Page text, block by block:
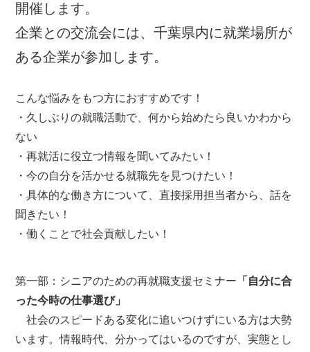
開催します。
企業との交流会には、千葉県内に就業場所が
ある企業が参加します。
こんな悩みをもつ方におすすめです！
・久しぶりの就職活動で、何から始めたら良いかわから
ない
・再就活に役立つ情報を聞いてみたい！
・今の自分を活かせる就職先を見つけたい！
・具体的な働き方について、直接採用担当者から、話を
聞きたい！
・働くことで社会貢献したい！
第一部：シニアのための再就職支援セミナー 「自分に合
った今時の仕事選び」
社会のスピードある変化に追いつけずにいる方は大勢
います。情報時代、分かってはいるのですが、実態とし